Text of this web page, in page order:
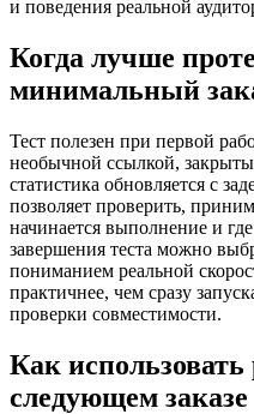
и поведения реальной
Когда лучше
минимальный
Тест полезен при первой
необычной ссылкой,
статистика обновляется с
позволяет проверить,
начинается выполнение и
завершения теста можно
пониманием реальной
практичнее, чем сразу
проверки совместимости.
Как использовать
следующем заказе